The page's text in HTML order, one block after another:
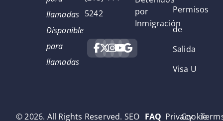
llamadas
Disponible
para
llamadas
5242
por
Inmigración
Permisos
de
Salida
Visa U
© 2026. All Rights Reserved. SEO FAQ PrivacyCookie